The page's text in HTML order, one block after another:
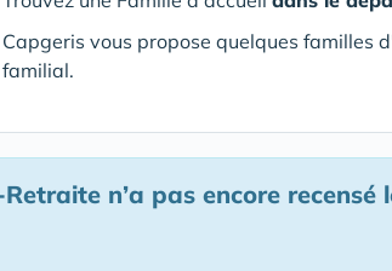
Capgeris vous propose quelques familles
familial.
n’a pas encore recensé